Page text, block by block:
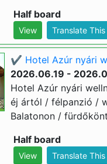
Half board
View Translate
✔️ Hotel Azúr nyári
2026.06.19 -
Hotel Azúr nyári
éj ártól / félpanzió /
Balatonon /
Half board
View Translate